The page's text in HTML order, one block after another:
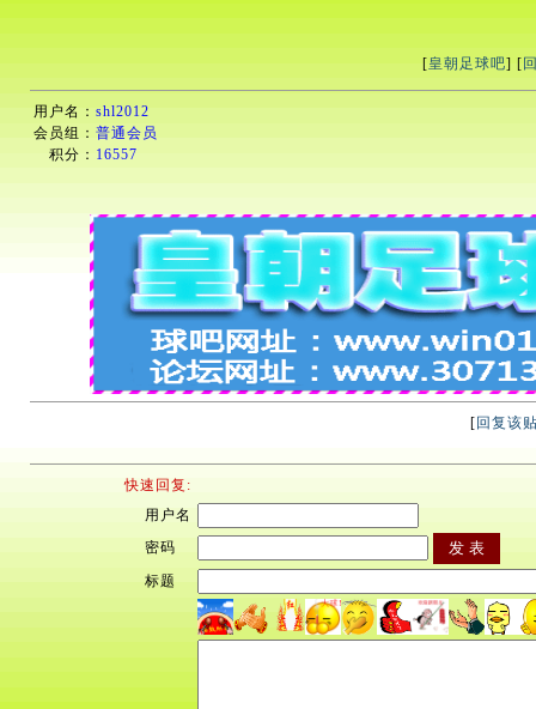
[皇朝足球吧] [
用户名： shl2012
会员组： 普通会员
积分： 16557
[ 回复该
快速回复:
用户名
密码
标题